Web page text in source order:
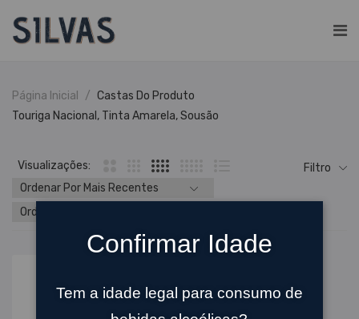
Página Inicial
Castas Do Produto
Touriga Nacional, Tinta Amarela, Sousão
Visualizações: Filtro
Confirmar Idade
Tem a idade legal para consumo de